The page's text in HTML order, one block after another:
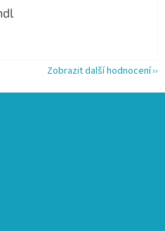
je 5 z 5 hvězdiček.
Zobrazit další hodnocení